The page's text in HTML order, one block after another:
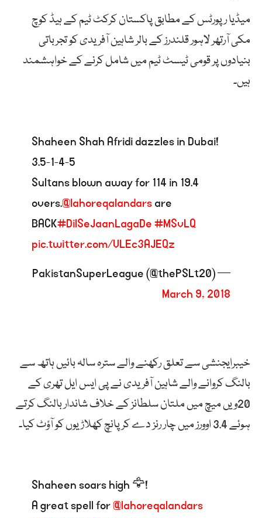
میڈیا رپورٹس کے مطابق پاکستان کرکٹ ٹیم کے ہیڈ کوچ
مکی آرتھر لاہور قلندرز کے بالر شاہین آفریدی کو تجرباتی
بنیادوں پر قومی ٹیسٹ ٹیم میں شامل کرنے کے خواہشمند
ہیں۔
Shaheen Shah Afridi dazzles in Dubai!
3.5-1-4-5
Sultans blown away for 114 in 19.4
overs.@lahoreqalandarsare
BACK#DilSeJaanLagaDe#MSvLQ
pic.twitter.com/VLEc3AJEQz
— PakistanSuperLeague (@thePSLt20)
March 9, 2018
خیبرایجنشی سے تعلق رکھنے والے سترہ سالہ بائیں ہاتھ سے
بالنگ کروانے والے شاہین آفریدی نے پی ایس ایل تھری کے
20ویں میچ میں ملتان سلطانز کے خلاف شاندار بالنگ کرتے
ہوئے 3.4 اوورز میں چار رنز دے کر پانچ کھلاڑیوں کو آؤٹ کیا۔
Shaheen soars high 🦅!
A great spell for@lahoreqalandars